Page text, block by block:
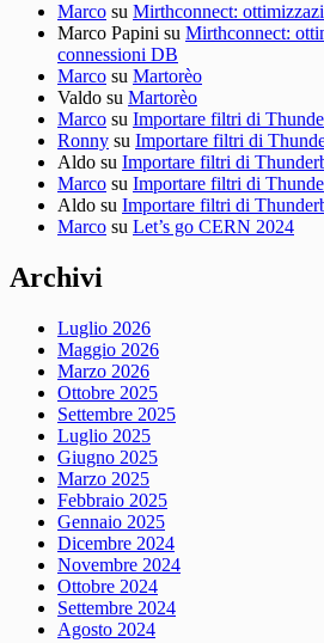
Marco su Mirthconnect:
Marco Papini su Mirthconnect:
connessioni DB
Marco su Martorèo
Valdo su Martorèo
Marco su Importare filtri di
Ronny su Importare filtri di
Aldo su Importare filtri di
Marco su Importare filtri di
Aldo su Importare filtri di
Marco su Let’s go CERN 2024
Archivi
Luglio 2026
Maggio 2026
Marzo 2026
Ottobre 2025
Settembre 2025
Luglio 2025
Giugno 2025
Marzo 2025
Febbraio 2025
Gennaio 2025
Dicembre 2024
Novembre 2024
Ottobre 2024
Settembre 2024
Agosto 2024